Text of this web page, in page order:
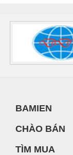
BAMIEN
CHÀO BÁN
TÌM MUA